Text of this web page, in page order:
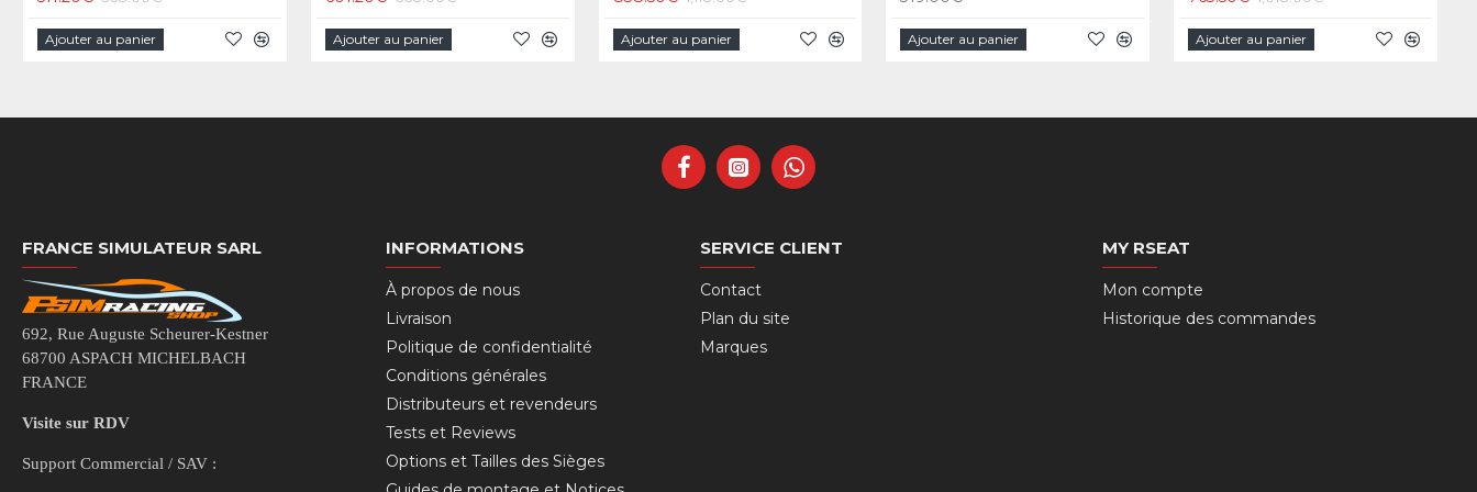
Ajouter au panier Ajouter au panier Ajouter au panier Ajouter au panier Ajouter au panier
FRANCE SIMULATEUR SARL
692, Rue Auguste Scheurer-Kestner
68700 ASPACH MICHELBACH
FRANCE
Visite sur RDV
Support Commercial / SAV :
INFORMATIONS
À propos de nous
Livraison
Politique de confidentialité
Conditions générales
Distributeurs et revendeurs
Tests et Reviews
Options et Tailles des Sièges
SERVICE CLIENT
Contact
Plan du site
Marques
MY RSEAT
Mon compte
Historique des commandes